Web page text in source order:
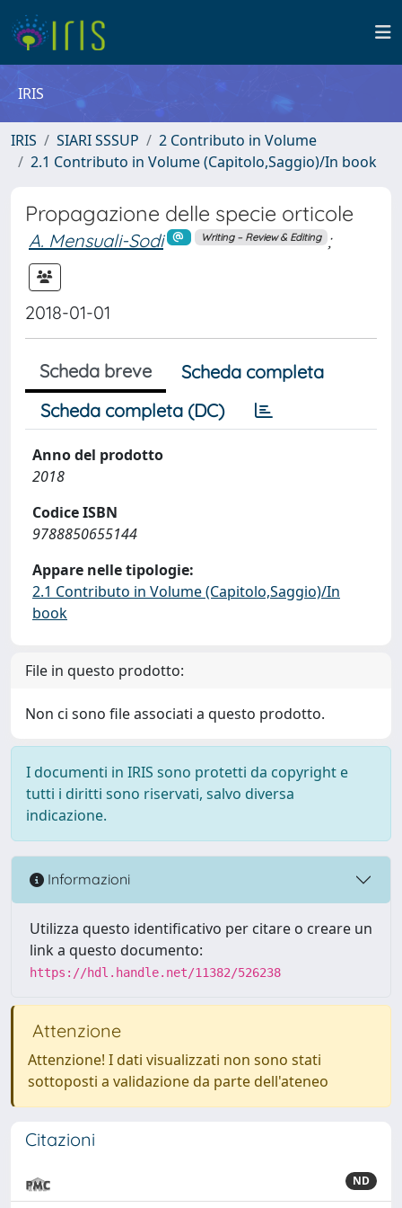
IRIS
IRIS SIARI SSSUP
2 Contributo in Volume
2.1 Contributo in Volume (Capitolo,Saggio)/In book
Propagazione delle specie orticole
A. Mensuali-Sodi Writing – Review & Editing ;
2018-01-01
Scheda breve
Scheda completa
Scheda completa (DC)
Anno del prodotto
2018
Codice ISBN
9788850655144
Appare nelle tipologie:
2.1 Contributo in Volume (Capitolo,Saggio)/In
book
File in questo prodotto:
Non ci sono file associati a questo prodotto.
I documenti in IRIS sono protetti da copyright e
tutti i diritti sono riservati, salvo diversa
indicazione.
Informazioni
Utilizza questo identificativo per citare o creare un
link a questo documento:
https://hdl.handle.net/11382/526238
Attenzione
Attenzione! I dati visualizzati non sono stati
sottoposti a validazione da parte dell'ateneo
Citazioni
ND